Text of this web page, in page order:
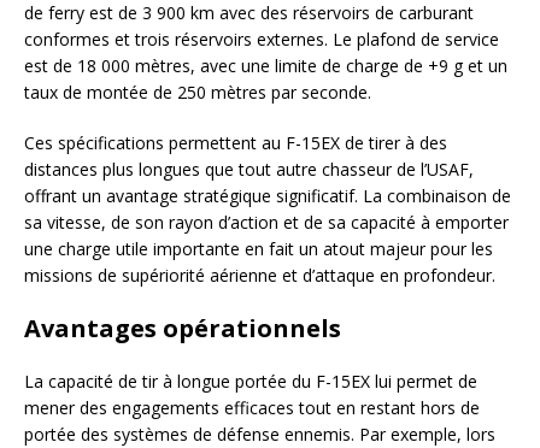
de ferry est de 3 900 km avec des réservoirs de carburant
conformes et trois réservoirs externes. Le plafond de service
est de 18 000 mètres, avec une limite de charge de +9 g et un
taux de montée de 250 mètres par seconde.
Ces spécifications permettent au F-15EX de tirer à des
distances plus longues que tout autre chasseur de l’USAF,
offrant un avantage stratégique significatif. La combinaison de
sa vitesse, de son rayon d’action et de sa capacité à emporter
une charge utile importante en fait un atout majeur pour les
missions de supériorité aérienne et d’attaque en profondeur.
Avantages opérationnels
La capacité de tir à longue portée du F-15EX lui permet de
mener des engagements efficaces tout en restant hors de
portée des systèmes de défense ennemis. Par exemple, lors